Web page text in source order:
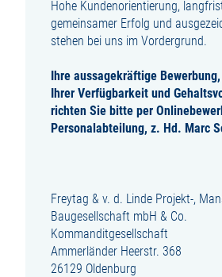
Hohe Kundenorientierung,
gemeinsamer Erfolg und
stehen bei uns im Vordergrund.
Ihre aussagekräftige
Ihrer Verfügbarkeit und
richten Sie bitte per
Personalabteilung, z. Hd. Marc
Freytag & v. d. Linde Projekt-,
Baugesellschaft mbH & Co.
Kommanditgesellschaft
Ammerländer Heerstr. 368
26129 Oldenburg